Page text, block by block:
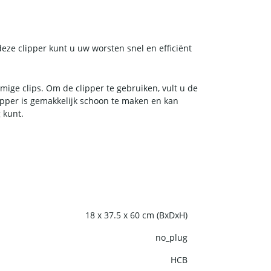
clipper kunt u uw worsten snel en efficiënt
clips. Om de clipper te gebruiken, vult u de
is gemakkelijk schoon te maken en kan
kunt.
18 x 37.5 x 60 cm (BxDxH)
no_plug
HCB